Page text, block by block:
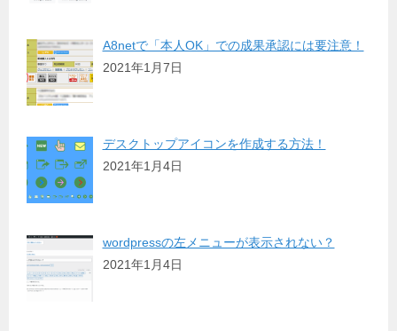
A8netで「本人OK」での成果承認には要注意！
2021年1月7日
デスクトップアイコンを作成する方法！
2021年1月4日
wordpressの左メニューが表示されない？
2021年1月4日